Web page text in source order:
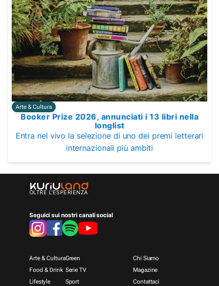
Arte & Cultura
Booker Prize 2026, annunciati i 13 libri nella
longlist
Entra nel vivo la selezione di uno dei premi letterari
internazionali più ambiti
OLTRE L'ESPERIENZA
Seguici sui nostri canali social
Arte & Cultura
Food & Drink
Lifestyle
Green
Serie TV
Sport
Chi Siamo
Magazine
Contattaci